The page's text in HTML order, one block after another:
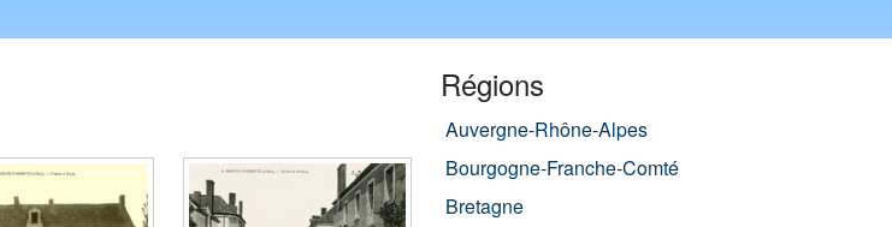
Régions
Auvergne-Rhône-Alpes
Bourgogne-Franche-Comté
Bretagne